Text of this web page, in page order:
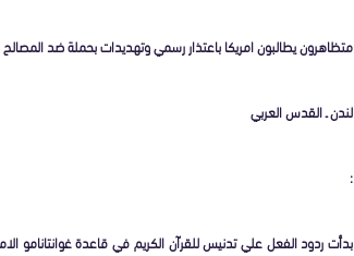
متظاهرون يطالبون امريكا باعتذار رسمي وتهديدات بحملة ضد
لندن ـ القدس العربي
:
بدأت ردود الفعل علي تدنيس للقرآن الكريم في قاعدة غوانتانامو